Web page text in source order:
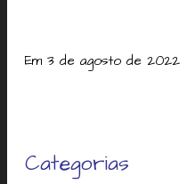
Em 3 de agosto de 2022
Categorias